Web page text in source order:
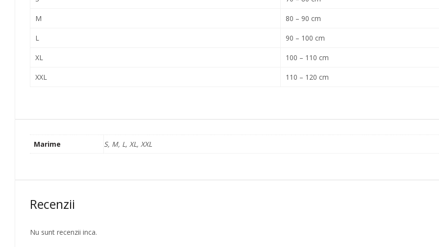
M 80 – 90 cm
L 90 – 100 cm
XL 100 – 110 cm
XXL 110 – 120 cm
Marime S, M, L, XL, XXL
Recenzii
Nu sunt recenzii inca.